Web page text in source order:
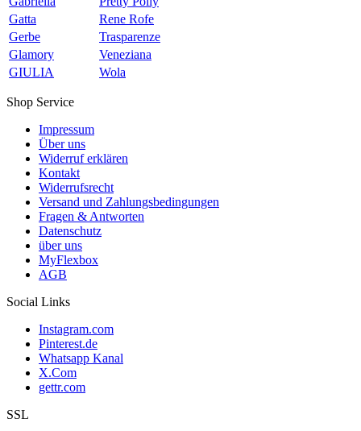
Gatta
Rene Rofe
Gerbe
Trasparenze
Glamory
Veneziana
GIULIA
Wola
Shop Service
Impressum
Über uns
Widerruf erklären
Kontakt
Widerrufsrecht
Versand und Zahlungsbedingungen
Fragen & Antworten
Datenschutz
über uns
MyFlexbox
AGB
Social Links
Instagram.com
Pinterest.de
Whatsapp Kanal
X.Com
gettr.com
SSL